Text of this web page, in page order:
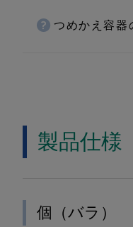
つめかえ容器
製品仕様
個（バラ）